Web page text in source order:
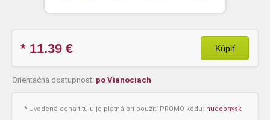
* 11.39 € Kúpiť
Orientačná dostupnosť: po Vianociach
* Uvedená cena titulu je platná pri použití PROMO kódu: hudobnysk